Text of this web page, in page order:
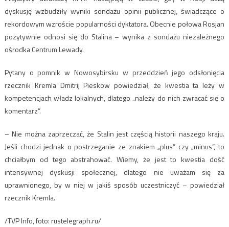
dyskusję wzbudziły wyniki sondażu opinii publicznej, świadczące o
rekordowym wzroście popularności dyktatora. Obecnie połowa Rosjan
pozytywnie odnosi się do Stalina – wynika z sondażu niezależnego
ośrodka Centrum Lewady.
Pytany o pomnik w Nowosybirsku w przeddzień jego odsłonięcia
rzecznik Kremla Dmitrij Pieskow powiedział, że kwestia ta leży w
kompetencjach władz lokalnych, dlatego „należy do nich zwracać się o
komentarz”.
– Nie można zaprzeczać, że Stalin jest częścią historii naszego kraju.
Jeśli chodzi jednak o postrzeganie ze znakiem „plus” czy „minus”, to
chciałbym od tego abstrahować. Wiemy, że jest to kwestia dość
intensywnej dyskusji społecznej, dlatego nie uważam się za
uprawnionego, by w niej w jakiś sposób uczestniczyć – powiedział
rzecznik Kremla.
/TVP Info, foto: rustelegraph.ru/